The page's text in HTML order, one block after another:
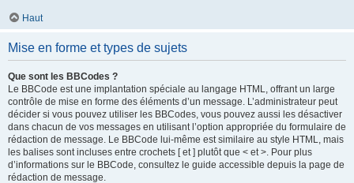
Haut
Mise en forme et types de sujets
Que sont les BBCodes ?
Le BBCode est une implantation spéciale au langage HTML, offrant un large
contrôle de mise en forme des éléments d’un message. L’administrateur peut
décider si vous pouvez utiliser les BBCodes, vous pouvez aussi les désactiver
dans chacun de vos messages en utilisant l’option appropriée du formulaire de
rédaction de message. Le BBCode lui-même est similaire au style HTML, mais
les balises sont incluses entre crochets [ et ] plutôt que < et >. Pour plus
d’informations sur le BBCode, consultez le guide accessible depuis la page de
rédaction de message.